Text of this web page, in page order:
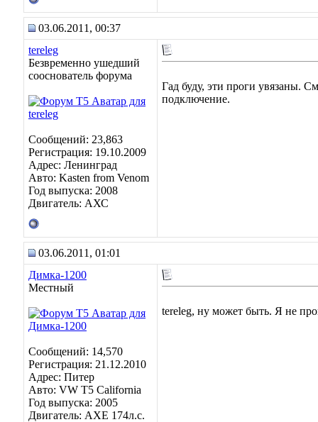
03.06.2011, 00:37
tereleg
Безвременно ушедший
сооснователь форума
Сообщений: 23,863
Регистрация: 19.10.2009
Адрес: Ленинград
Авто: Kasten from Venom
Год выпуска: 2008
Двигатель: АХС
Гад буду, эти проги увязаны.
подключение.
03.06.2011, 01:01
Димка-1200
Местный
Сообщений: 14,570
Регистрация: 21.12.2010
Адрес: Питер
Авто: VW T5 California
Год выпуска: 2005
Двигатель: AXE 174л.с.
tereleg, ну может быть. Я не